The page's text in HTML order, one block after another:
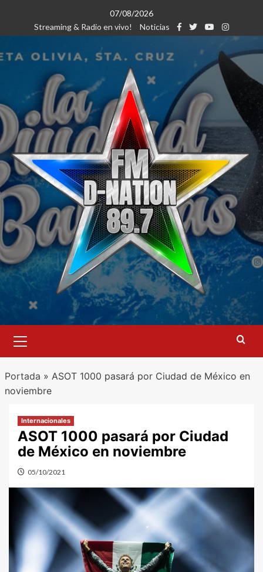
contenido
07/08/2026
Streaming & Radio en vivo!
Noticias
primario
Portada » ASOT 1000 pasará por Ciudad de México en
noviembre
Internacionales
ASOT 1000 pasará por Ciudad
de México en noviembre
05/10/2021